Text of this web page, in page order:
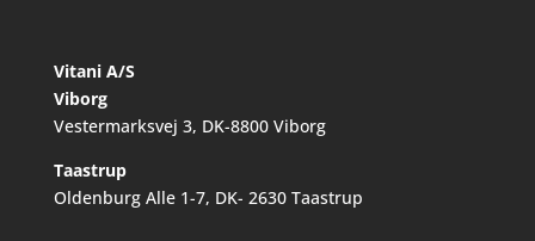
Vitani A/S
Viborg
Vestermarksvej 3, DK-8800 Viborg
Taastrup
Oldenburg Alle 1-7, DK- 2630 Taastrup